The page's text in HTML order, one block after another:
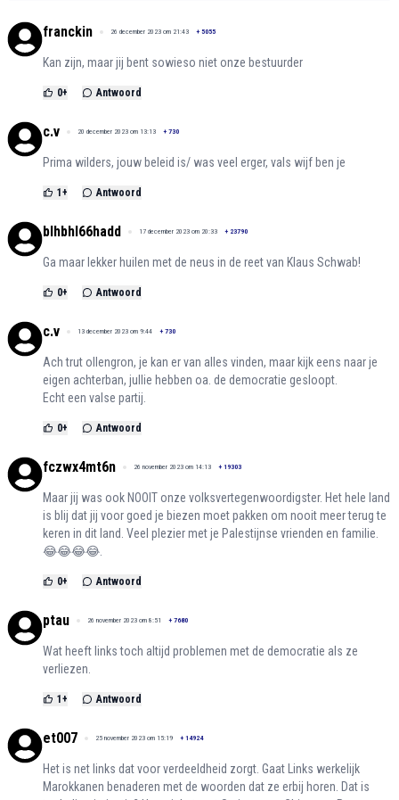
franckin 26 december 2023 om 21:43 + 5055
Kan zijn, maar jij bent sowieso niet onze bestuurder
0+ Antwoord
c.v 20 december 2023 om 13:13 + 730
Prima wilders, jouw beleid is/ was veel erger, vals wijf ben je
1 + Antwoord
blhbhl66hadd 17 december 2023 om 20:33 + 23790
Ga maar lekker huilen met de neus in de reet van Klaus Schwab!
0+ Antwoord
c.v 13 december 2023 om 9:44 + 730
Ach trut ollengron, je kan er van alles vinden, maar kijk eens naar je
eigen achterban, jullie hebben oa. de democratie gesloopt.
Echt een valse partij.
0+ Antwoord
fczwx4mt6n 26 november 2023 om 14:13 + 19303
Maar jij was ook NOOIT onze volksvertegenwoordigster. Het hele land
is blij dat jij voor goed je biezen moet pakken om nooit meer terug te
keren in dit land. Veel plezier met je Palestijnse vrienden en familie.
😂😂😂😂.
0+ Antwoord
ptau 26 november 2023 om 8:51 + 7680
Wat heeft links toch altijd problemen met de democratie als ze
verliezen.
1 + Antwoord
et007 25 november 2023 om 15:19 + 14924
Het is net links dat voor verdeeldheid zorgt. Gaat Links werkelijk
Marokkanen benaderen met de woorden dat ze erbij horen. Dat is